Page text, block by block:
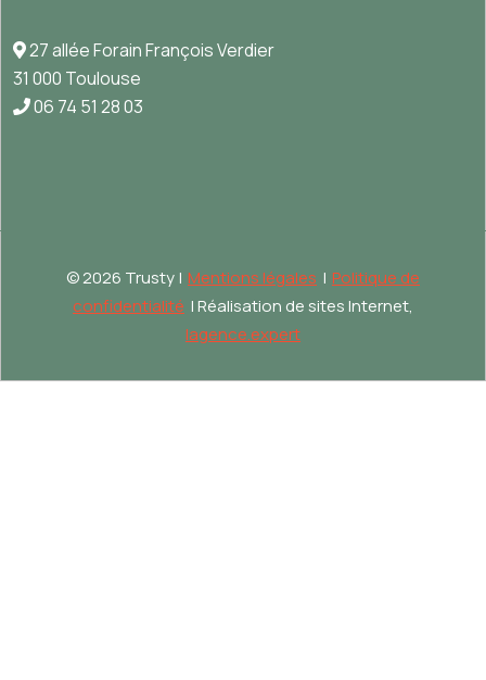
27 allée Forain François Verdier
31 000 Toulouse
06 74 51 28 03
©2026 Trusty | Mentions légales | Politique de
confidentialité | Réalisation de sites Internet,
lagence.expert